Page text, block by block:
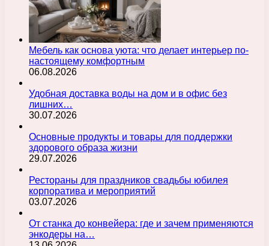
Мебель как основа уюта: что делает интерьер по-
настоящему комфортным
06.08.2026
Удобная доставка воды на дом и в офис без
лишних…
30.07.2026
Основные продукты и товары для поддержки
здорового образа жизни
29.07.2026
Рестораны для праздников свадьбы юбилея
корпоратива и мероприятий
03.07.2026
От станка до конвейера: где и зачем применяются
энкодеры на…